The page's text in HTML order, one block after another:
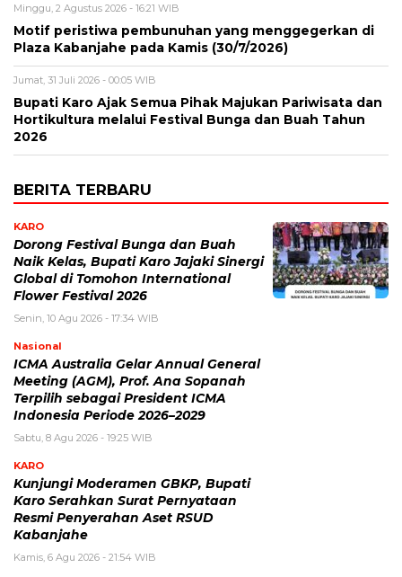
Minggu, 2 Agustus 2026 - 16:21 WIB
Motif peristiwa pembunuhan yang menggegerkan di
Plaza Kabanjahe pada Kamis (30/7/2026)
Jumat, 31 Juli 2026 - 00:05 WIB
Bupati Karo Ajak Semua Pihak Majukan Pariwisata dan
Hortikultura melalui Festival Bunga dan Buah Tahun
2026
BERITA TERBARU
KARO
Dorong Festival Bunga dan Buah
Naik Kelas, Bupati Karo Jajaki Sinergi
Global di Tomohon International
Flower Festival 2026
Senin, 10 Agu 2026 - 17:34 WIB
Nasional
ICMA Australia Gelar Annual General
Meeting (AGM), Prof. Ana Sopanah
Terpilih sebagai President ICMA
Indonesia Periode 2026–2029
Sabtu, 8 Agu 2026 - 19:25 WIB
KARO
Kunjungi Moderamen GBKP, Bupati
Karo Serahkan Surat Pernyataan
Resmi Penyerahan Aset RSUD
Kabanjahe
Kamis, 6 Agu 2026 - 21:54 WIB